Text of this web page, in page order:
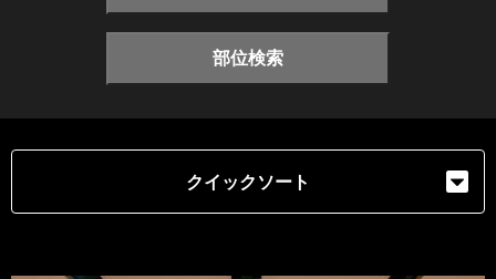
部位検索
クイックソート